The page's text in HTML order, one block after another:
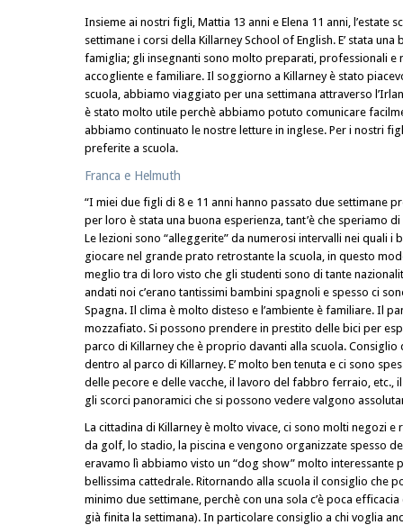
Insieme ai nostri figli, Mattia 13 anni e Elena 11 anni, l’estate
settimane i corsi della Killarney School of English. E’ stata
famiglia; gli insegnanti sono molto preparati, professionali e
accogliente e familiare. Il soggiorno a Killarney è stato
scuola, abbiamo viaggiato per una settimana attraverso
è stato molto utile perchè abbiamo potuto comunicare
abbiamo continuato le nostre letture in inglese. Per i nostri
preferite a scuola.
Franca e Helmuth
“I miei due figli di 8 e 11 anni hanno passato due settimane
per loro è stata una buona esperienza, tant’è che speriamo
Le lezioni sono “alleggerite” da numerosi intervalli nei quali i
giocare nel grande prato retrostante la scuola, in questo
meglio tra di loro visto che gli studenti sono di tante
andati noi c’erano tantissimi bambini spagnoli e spesso ci
Spagna. Il clima è molto disteso e l’ambiente è familiare. Il
mozzafiato. Si possono prendere in prestito delle bici per
parco di Killarney che è proprio davanti alla scuola.
dentro al parco di Killarney. E’ molto ben tenuta e ci sono
delle pecore e delle vacche, il lavoro del fabbro ferraio, etc.,
gli scorci panoramici che si possono vedere valgono
La cittadina di Killarney è molto vivace, ci sono molti negozi e
da golf, lo stadio, la piscina e vengono organizzate spesso
eravamo lì abbiamo visto un “dog show” molto interessante
bellissima cattedrale. Ritornando alla scuola il consiglio che
minimo due settimane, perchè con una sola c’è poca
già finita la settimana). In particolare consiglio a chi voglia